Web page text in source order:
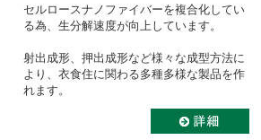
セルロースナノファイバーを複合化してい
る為、生分解速度が向上しています。
射出成形、押出成形など様々な成型方法に
より、衣食住に関わる多種多様な製品を作
れます。